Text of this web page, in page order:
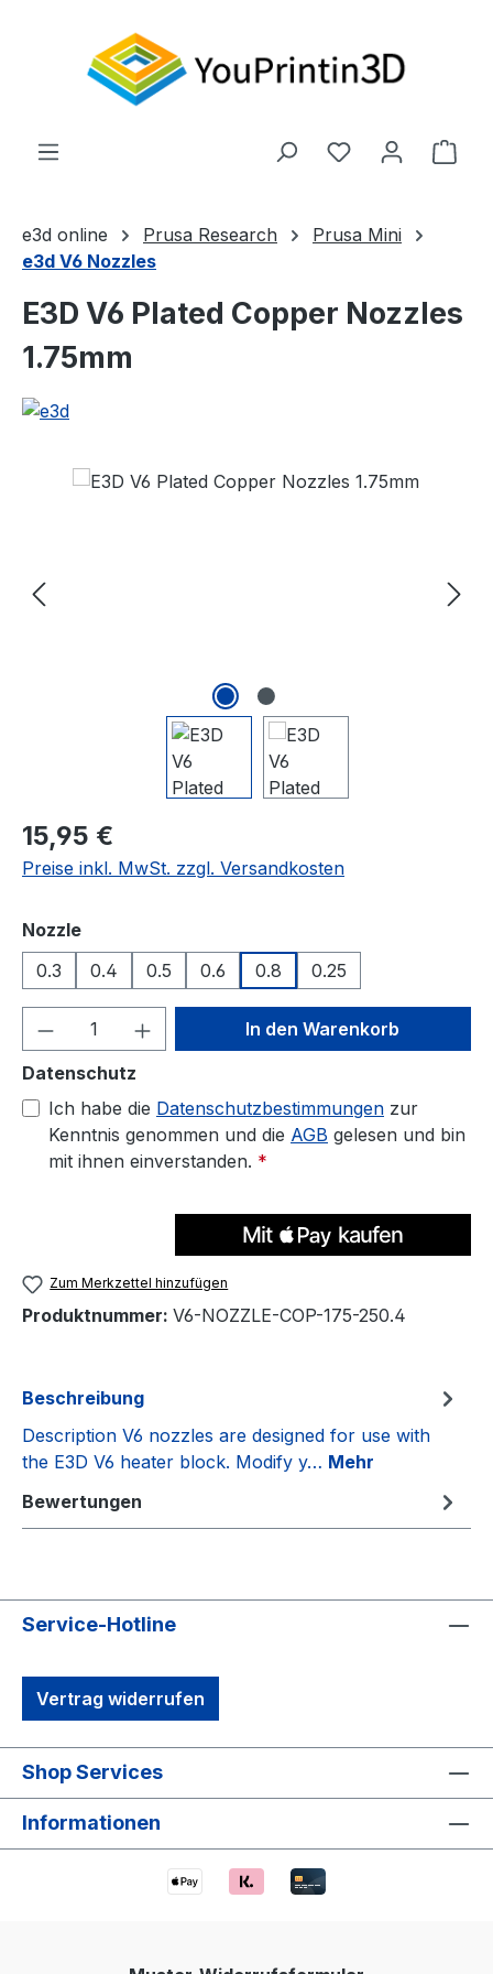
Du hast 0
e3d online Prusa Research
Prusa Mini
e3d V6 Nozzles
E3D V6 Plated Copper Nozzles
1.75mm
Regulärer Preis:
15,95 €
Preise inkl. MwSt. zzgl. Versandkosten
Nozzleauswählen
0.3
0.4 0.5 0.6 0.8 0.25
Produkt Anzahl: Gib denIn den Warenkorb
Datenschutz
Ich habe die Datenschutzbestimmungen zur
Kenntnis genommen und die AGB gelesen und bin
mit ihnen einverstanden. *
Zum Merkzettel hinzufügen
Produktnummer: V6-NOZZLE-COP-175-250.4
Beschreibung
Description V6 nozzles are designed for use with
the E3D V6 heater block. Modify y… Mehr
Bewertungen
Service-Hotline
Vertrag widerrufen
Shop Services
Informationen